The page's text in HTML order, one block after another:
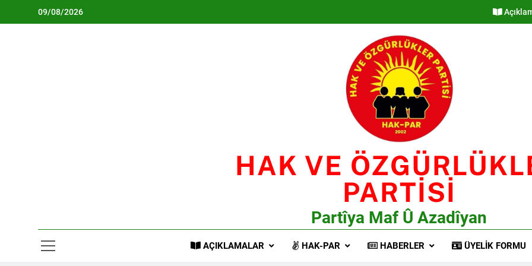
09/08/2026
HAK VE
PARTİSİ
Partîya Maf Û Azadîyan
AÇIKLAMALAR HAK-PAR HABERLER ÜYELIK FORMU